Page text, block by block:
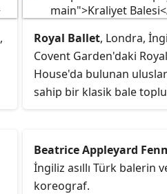
,
Royal Ballet, Londra,
Covent Garden'daki
House'da bulunan
sahip bir klasik bale
Kraliyet Balesi, 1931'de
Ninette de Valois
kuruldu, 1946'da Kraliyet
Beatrice Appleyard
İngiliz asıllı Türk balerin
koreograf.